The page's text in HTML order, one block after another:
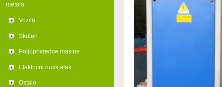
metala
Vozila
Skuteri
Poljoprivredne masine
Elektricni rucni alati
Ostalo